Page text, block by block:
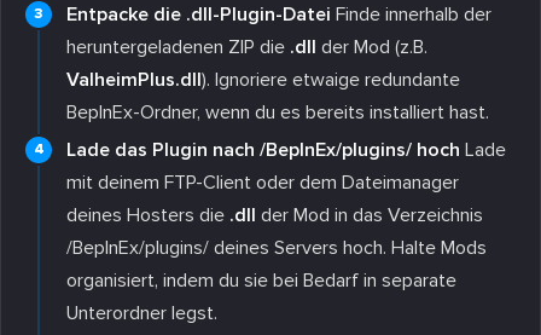
Entpacke die .dll-Plugin-Datei Finde innerhalb der
heruntergeladenen ZIP die .dll der Mod (z.B.
ValheimPlus.dll). Ignoriere etwaige redundante
BepInEx-Ordner, wenn du es bereits installiert hast.
Lade das Plugin nach /BepInEx/plugins/ hoch Lade
mit deinem FTP-Client oder dem Dateimanager
deines Hosters die .dll der Mod in das Verzeichnis
/BepInEx/plugins/ deines Servers hoch. Halte Mods
organisiert, indem du sie bei Bedarf in separate
Unterordner legst.